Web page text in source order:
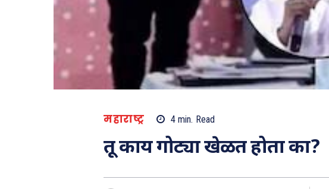
महाराष्ट्र 4 min. Read
तू काय गोट्या खेळत होता का?